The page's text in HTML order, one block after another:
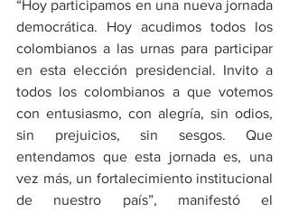
“Hoy participamos en una nueva jornada
democrática. Hoy acudimos todos los
colombianos a las urnas para participar
en esta elección presidencial. Invito a
todos los colombianos a que votemos
con entusiasmo, con alegría, sin odios,
sin prejuicios, sin sesgos. Que
entendamos que esta jornada es, una
vez más, un fortalecimiento institucional
de nuestro país”, manifestó el